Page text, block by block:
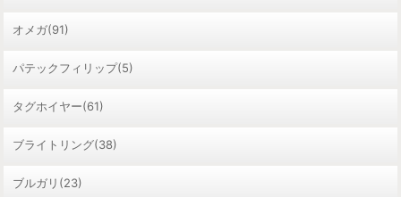
オメガ(91)
パテックフィリップ(5)
タグホイヤー(61)
ブライトリング(38)
ブルガリ(23)